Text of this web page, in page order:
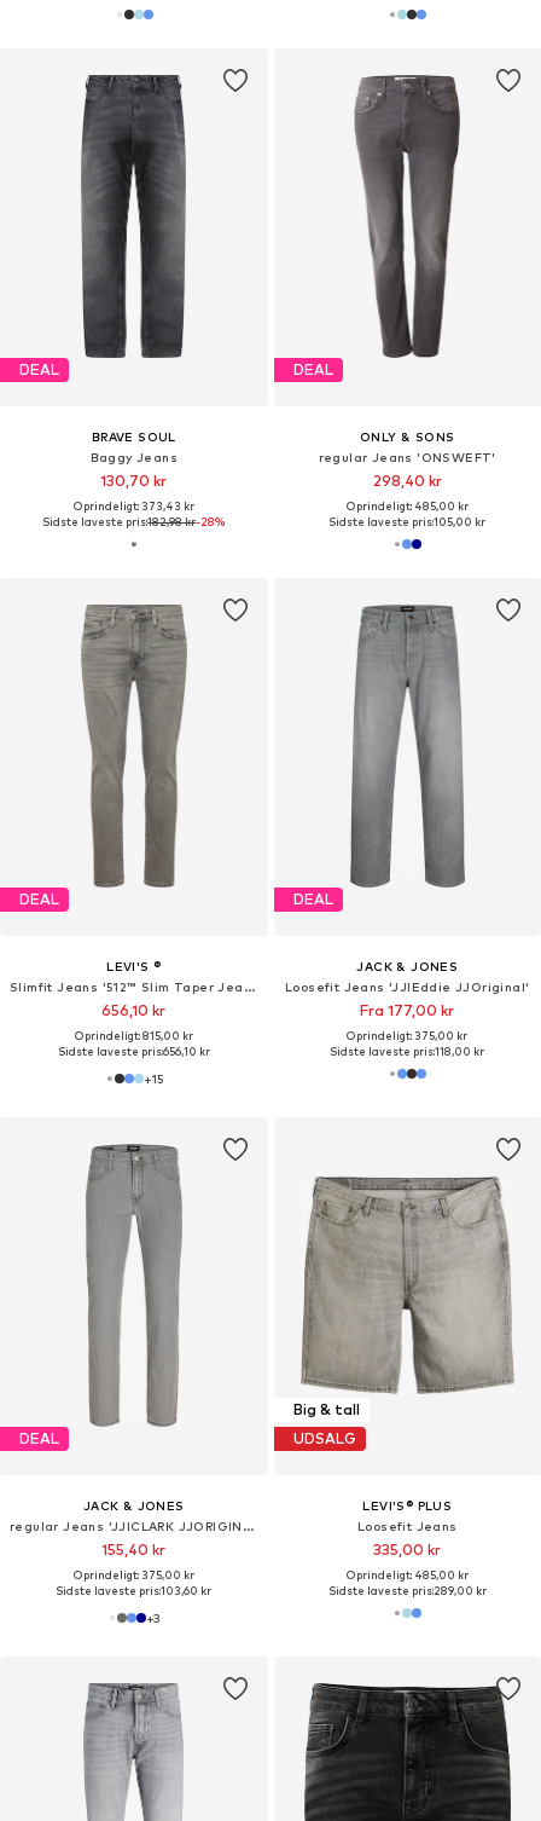
DEAL
BRAVE SOUL
Baggy Jeans
130,70 kr
Oprindeligt: 373,43 kr
Sidste laveste pris:182,98 kr-28%
DEAL
ONLY & SONS
regular Jeans 'ONSWEFT'
298,40 kr
Oprindeligt: 485,00 kr
Sidste laveste pris:105,00 kr
DEAL
LEVI'S ®
Slimfit Jeans '512™ Slim Taper Jeans'
656,10 kr
Oprindeligt: 815,00 kr
Sidste laveste pris:656,10 kr
+15
DEAL
JACK & JONES
Loosefit Jeans 'JJIEddie JJOriginal'
Fra 177,00 kr
Oprindeligt: 375,00 kr
Sidste laveste pris:118,00 kr
DEAL
JACK & JONES
regular Jeans 'JJICLARK JJORIGINAL'
155,40 kr
Oprindeligt: 375,00 kr
Sidste laveste pris:103,60 kr
+3
Big & tall
UDSALG
LEVI'S® PLUS
Loosefit Jeans
335,00 kr
Oprindeligt: 485,00 kr
Sidste laveste pris:289,00 kr